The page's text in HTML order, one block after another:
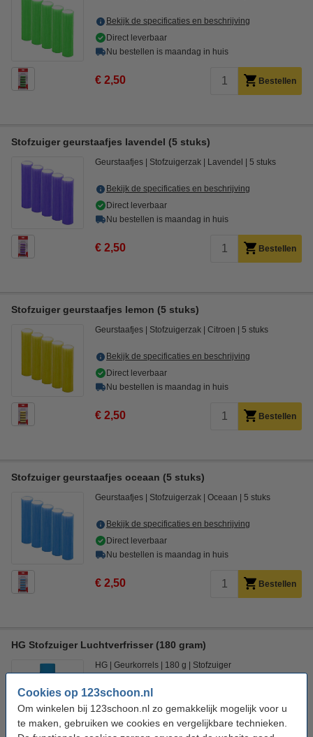
Cookies op 123schoon.nl
Om winkelen bij 123schoon.nl zo gemakkelijk mogelijk voor u
te maken, gebruiken we cookies en vergelijkbare technieken.
Bekijk de specificaties en beschrijving
Direct leverbaar
Nu bestellen is maandag in huis
€ 2,50 Bestellen
Stofzuiger geurstaafjes lavendel (5 stuks)
Geurstaafjes Stofzuigerzak Lavendel 5 stuks
Bekijk de specificaties en beschrijving
Direct leverbaar
Nu bestellen is maandag in huis
€ 2,50 Bestellen
Stofzuiger geurstaafjes lemon (5 stuks)
Geurstaafjes Stofzuigerzak Citroen 5 stuks
Bekijk de specificaties en beschrijving
Direct leverbaar
Nu bestellen is maandag in huis
€ 2,50 Bestellen
Stofzuiger geurstaafjes oceaan (5 stuks)
Geurstaafjes Stofzuigerzak Oceaan 5 stuks
Bekijk de specificaties en beschrijving
Direct leverbaar
Nu bestellen is maandag in huis
€ 2,50 Bestellen
HG Stofzuiger Luchtverfrisser (180 gram)
HG Geurkorrels 180 g Stofzuiger
Bekijk de specificaties en beschrijving
Direct leverbaar
Nu bestellen is maandag in huis